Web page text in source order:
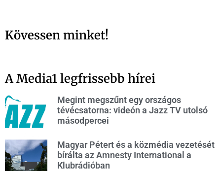
Kövessen minket!
A Media1 legfrissebb hírei
Megint megszűnt egy országos
tévécsatorna: videón a Jazz TV utolsó
másodpercei
Magyar Pétert és a közmédia vezetését
bírálta az Amnesty International a
Klubrádióban